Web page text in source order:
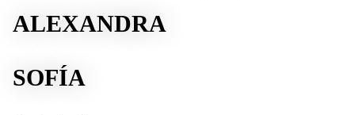
ALEXANDRA
SOFÍA